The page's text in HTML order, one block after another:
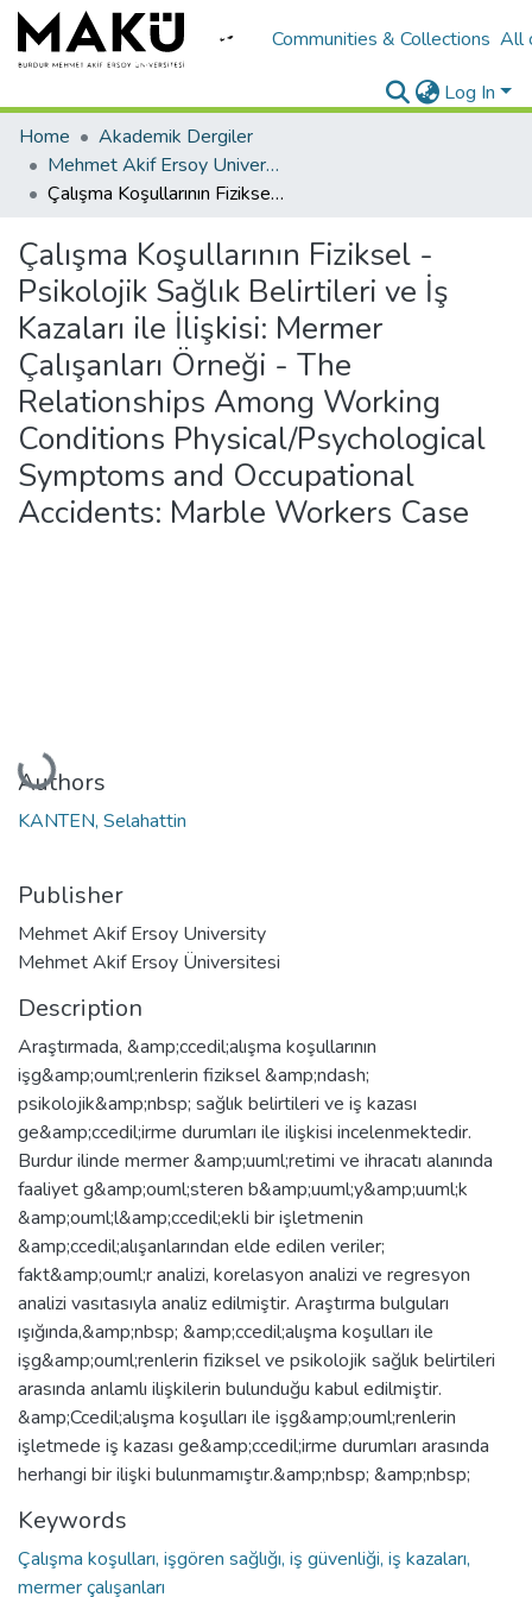
Communities & Collections All
Log In
Home
Akademik Dergiler
Mehmet Akif Ersoy University Journal of Social Sciences Institute
Çalışma Koşullarının Fiziksel - Psikolojik Sağlık Belirtileri ve İş Kazaları ile İlişkisi: Mermer Çalışanları Örneği - The Relationships Among Working Conditions Physical/Psychological Symptoms and Occupational Accidents: Marble Workers Case
Çalışma Koşullarının Fiziksel -
Psikolojik Sağlık Belirtileri ve İş
Kazaları ile İlişkisi: Mermer
Çalışanları Örneği - The
Relationships Among Working
Conditions Physical/Psychological
Symptoms and Occupational
Accidents: Marble Workers Case
Loading...
Authors
KANTEN, Selahattin
Publisher
Mehmet Akif Ersoy University
Mehmet Akif Ersoy Üniversitesi
Description
Araştırmada, &amp;ccedil;alışma koşullarının
işg&amp;ouml;renlerin fiziksel &amp;ndash;
psikolojik&amp;nbsp; sağlık belirtileri ve iş kazası
ge&amp;ccedil;irme durumları ile ilişkisi incelenmektedir.
Burdur ilinde mermer &amp;uuml;retimi ve ihracatı alanında
faaliyet g&amp;ouml;steren b&amp;uuml;y&amp;uuml;k
&amp;ouml;l&amp;ccedil;ekli bir işletmenin
&amp;ccedil;alışanlarından elde edilen veriler;
fakt&amp;ouml;r analizi, korelasyon analizi ve regresyon
analizi vasıtasıyla analiz edilmiştir. Araştırma bulguları
ışığında,&amp;nbsp; &amp;ccedil;alışma koşulları ile
işg&amp;ouml;renlerin fiziksel ve psikolojik sağlık belirtileri
arasında anlamlı ilişkilerin bulunduğu kabul edilmiştir.
&amp;Ccedil;alışma koşulları ile işg&amp;ouml;renlerin
işletmede iş kazası ge&amp;ccedil;irme durumları arasında
herhangi bir ilişki bulunmamıştır.&amp;nbsp; &amp;nbsp;
Keywords
Çalışma koşulları, işgören sağlığı, iş güvenliği, iş kazaları,
mermer çalışanları